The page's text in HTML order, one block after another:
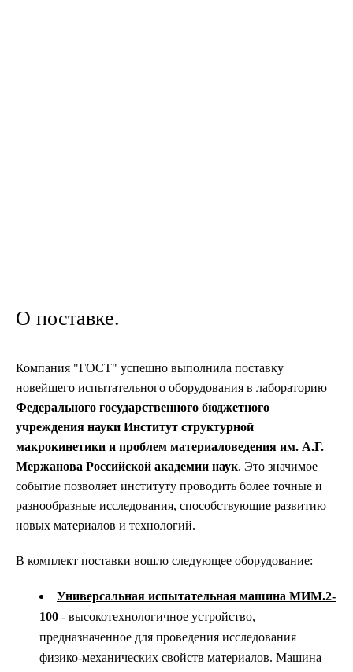
О поставке.
Компания "ГОСТ" успешно выполнила поставку
новейшего испытательного оборудования в лабораторию
Федерального государственного бюджетного
учреждения науки Институт структурной
макрокинетики и проблем материаловедения им. А.Г.
Мержанова Российской академии наук. Это значимое
событие позволяет институту проводить более точные и
разнообразные исследования, способствующие развитию
новых материалов и технологий.
В комплект поставки вошло следующее оборудование:
Универсальная испытательная машина МИМ.2-
100 - высокотехнологичное устройство,
предназначенное для проведения исследования
физико-механических свойств материалов. Машина